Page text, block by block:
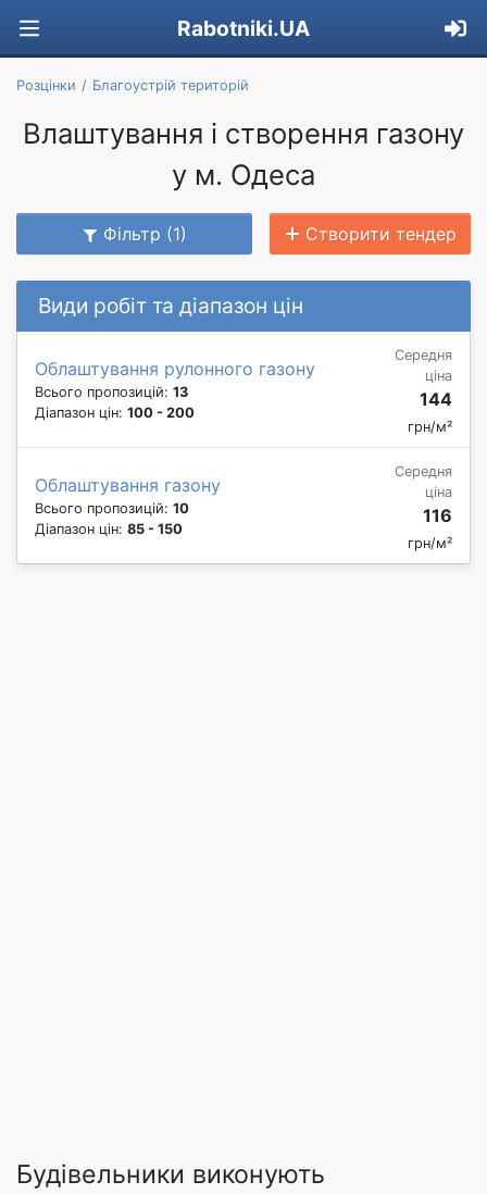
Rabotniki.UA
Розцінки Благоустрій територій
Влаштування і створення газону
у м. Одеса
Фільтр (1) Створити тендер
Види робіт та діапазон цін
Облаштування рулонного газону
Всього пропозицій: 13
Діапазон цін: 100 - 200
Середня
ціна
144
грн/м²
Облаштування газону
Всього пропозицій: 10
Діапазон цін: 85 - 150
Середня
ціна
116
грн/м²
Будівельники виконують